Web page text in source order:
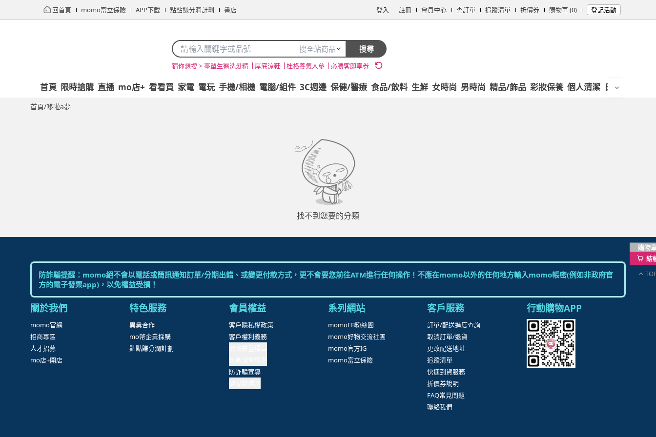
回首頁 momo富立保險 APP下載 點點賺分潤計劃 書店 登入 註冊 會員中心 查訂單 追蹤清單 折價券 購物車 (0) 登記活動
搜全站商品 搜尋
猜你想搜 > 臺塑生醫洗髮精 厚底涼鞋 桂格養氣人參 必勝客即享券
首頁 限時搶購 直播 mo店+ 看看買 家電 電玩 手機/相機 電腦/組件 3C週邊 保健/醫療 食品/飲料 生鮮 女時尚 男時尚 精品/飾品 彩妝保養 個人清潔 日用/紙品
首頁/哆啦a夢
找不到您要的分類
購物
結
防詐騙提醒：momo絕不會以電話或簡訊通知訂單/分期出錯、或變更付款方式，更不會要您前往ATM進行任何操作！不應在momo以外的任何地方輸入momo帳密(例如非政府官
方的電子發票app)，以免權益受損！
關於我們
momo官網
招商專區
人才招募
mo店+開店
特色服務
異業合作
mo幣企業採購
點點賺分潤計劃
會員權益
客戶隱私權政策
客戶權利義務
防詐騙宣導
系列網站
momoFB粉絲團
momo好物交流社團
momo官方IG
momo富立保險
客戶服務
訂單/配送進度查詢
取消訂單/退貨
更改配送地址
追蹤清單
快速到貨服務
折價券說明
FAQ常見問題
聯絡我們
行動購物APP